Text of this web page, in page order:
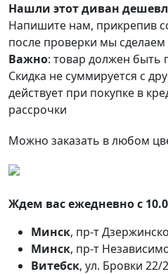
Нашли этот диван
Напишите нам, прикрепив
после проверки мы сделаем
Важно: товар должен быть
Скидка не суммируется с
действует при покупке в
рассрочки
Можно заказать в любом
Ждем вас ежедневно с
Минск, пр-т
Минск, пр-т
Витебск, ул. Бровки 22/2